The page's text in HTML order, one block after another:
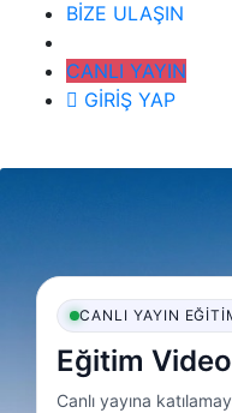
BİZE ULAŞIN
CANLI YAYIN
GİRİŞ YAP
CANLI YAYIN
Eğitim
Canlı yayına